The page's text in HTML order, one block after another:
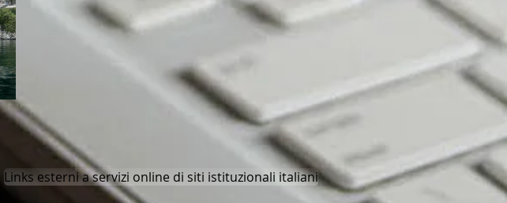
Links esterni a servizi online di siti istituzionali italiani